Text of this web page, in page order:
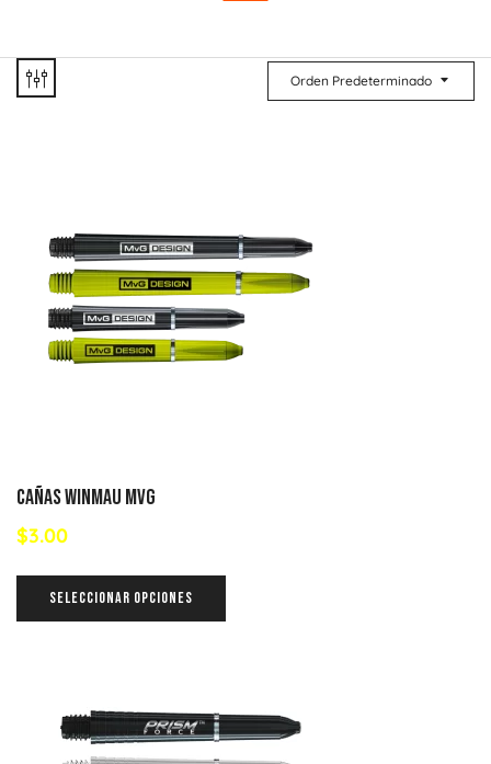
Orden Predeterminado
Cañas Winmau MVG
$3.00
SELECCIONAR OPCIONES